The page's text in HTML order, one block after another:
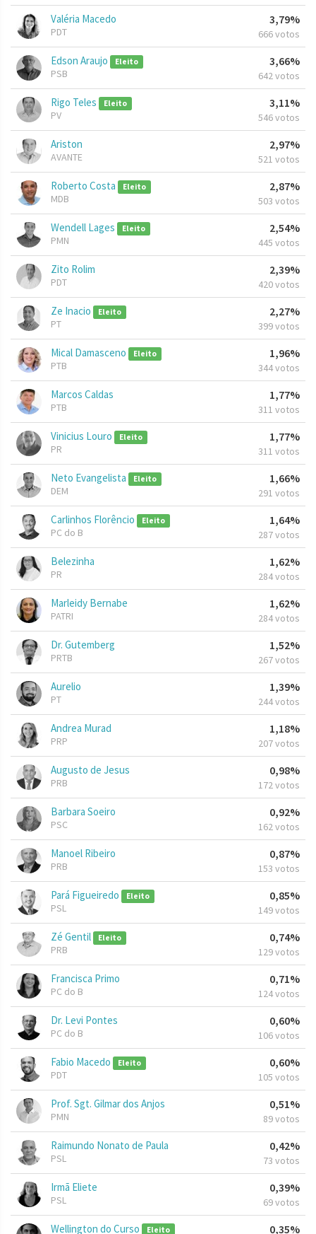
Valéria Macedo
PDT
3,79%
666 votos
Edson Araujo Eleito
PSB
3,66%
642 votos
Rigo Teles Eleito
PV
3,11%
546 votos
Ariston
AVANTE
2,97%
521 votos
Roberto Costa Eleito
MDB
2,87%
503 votos
Wendell Lages Eleito
PMN
2,54%
445 votos
Zito Rolim
PDT
2,39%
420 votos
Ze Inacio Eleito
PT
2,27%
399 votos
Mical Damasceno Eleito
PTB
1,96%
344 votos
Marcos Caldas
PTB
1,77%
311 votos
Vinicius Louro Eleito
PR
1,77%
311 votos
Neto Evangelista Eleito
DEM
1,66%
291 votos
Carlinhos Florêncio Eleito
PC do B
1,64%
287 votos
Belezinha
PR
1,62%
284 votos
Marleidy Bernabe
PATRI
1,62%
284 votos
Dr. Gutemberg
PRTB
1,52%
267 votos
Aurelio
PT
1,39%
244 votos
Andrea Murad
PRP
1,18%
207 votos
Augusto de Jesus
PRB
0,98%
172 votos
Barbara Soeiro
PSC
0,92%
162 votos
Manoel Ribeiro
PRB
0,87%
153 votos
Pará Figueiredo Eleito
PSL
0,85%
149 votos
Zé Gentil Eleito
PRB
0,74%
129 votos
Francisca Primo
PC do B
0,71%
124 votos
Dr. Levi Pontes
PC do B
0,60%
106 votos
Fabio Macedo Eleito
PDT
0,60%
105 votos
Prof. Sgt. Gilmar dos Anjos
PMN
0,51%
89 votos
Raimundo Nonato de Paula
PSL
0,42%
73 votos
Irmã Eliete
PSL
0,39%
69 votos
Wellington do Curso Eleito 0,35%